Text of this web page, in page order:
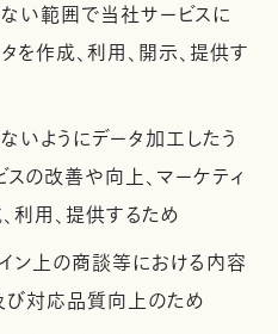
い範囲で当社サービスに
を作成、利用、開示、提供す
いようにデータ加工したう
スの改善や向上、マーケティ
利用、提供するため
ン上の商談等における内容
対応品質向上のため